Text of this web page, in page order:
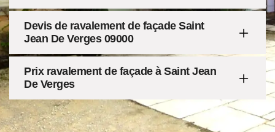
Devis de ravalement de façade Saint
Jean De Verges 09000
Prix ravalement de façade à Saint Jean
De Verges